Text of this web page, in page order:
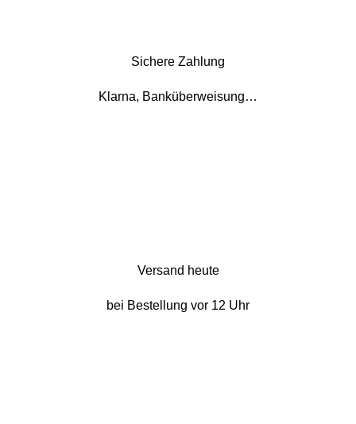
Sichere Zahlung
Klarna, Banküberweisung…
Versand heute
bei Bestellung vor 12 Uhr